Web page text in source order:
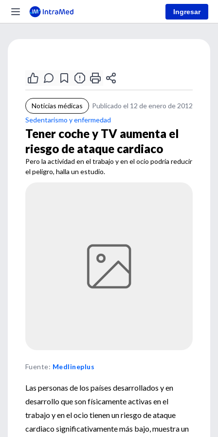
Ingresar
Noticias médicas
Publicado el 12 de enero de 2012
Sedentarismo y enfermedad
Tener coche y TV aumenta el
riesgo de ataque cardiaco
Pero la actividad en el trabajo y en el ocio podría reducir
el peligro, halla un estudio.
Fuente: Medlineplus
Las personas de los países desarrollados y en
desarrollo que son físicamente activas en el
trabajo y en el ocio tienen un riesgo de ataque
cardiaco significativamente más bajo, muestra un